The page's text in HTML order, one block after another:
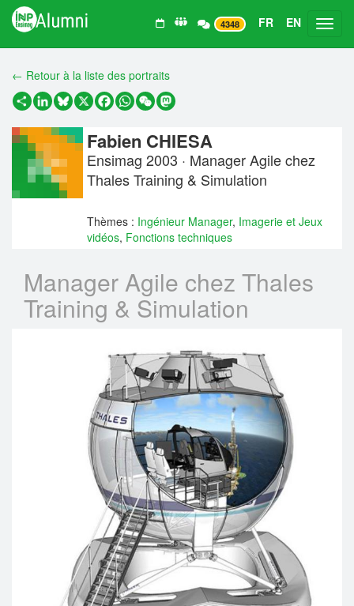
4348 FR EN
← Retour à la liste des portraits
PartagerLinkedIn
Bluesky
X Facebook
WhatsApp
WeChatMastodon
Fabien CHIESA
Ensimag 2003 · Manager Agile chez
Thales Training & Simulation
Thèmes : Ingénieur Manager, Imagerie et Jeux
vidéos, Fonctions techniques
Manager Agile chez Thales
Training & Simulation